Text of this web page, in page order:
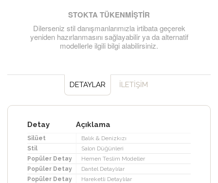
STOKTA TÜKENMİŞTİR
Dilerseniz stil danışmanlarımızla irtibata geçerek
yeniden hazırlanmasını sağlayabilir ya da alternatif
modellerle ilgili bilgi alabilirsiniz.
DETAYLAR İLETİŞİM
Detay Açıklama
Silüet
Balık & Denizkızı
Stil
Salon Düğünleri
Popüler Detay
Hemen Teslim Modeller
Popüler Detay
Dantel Detaylılar
Popüler Detay
Hareketli Detaylılar